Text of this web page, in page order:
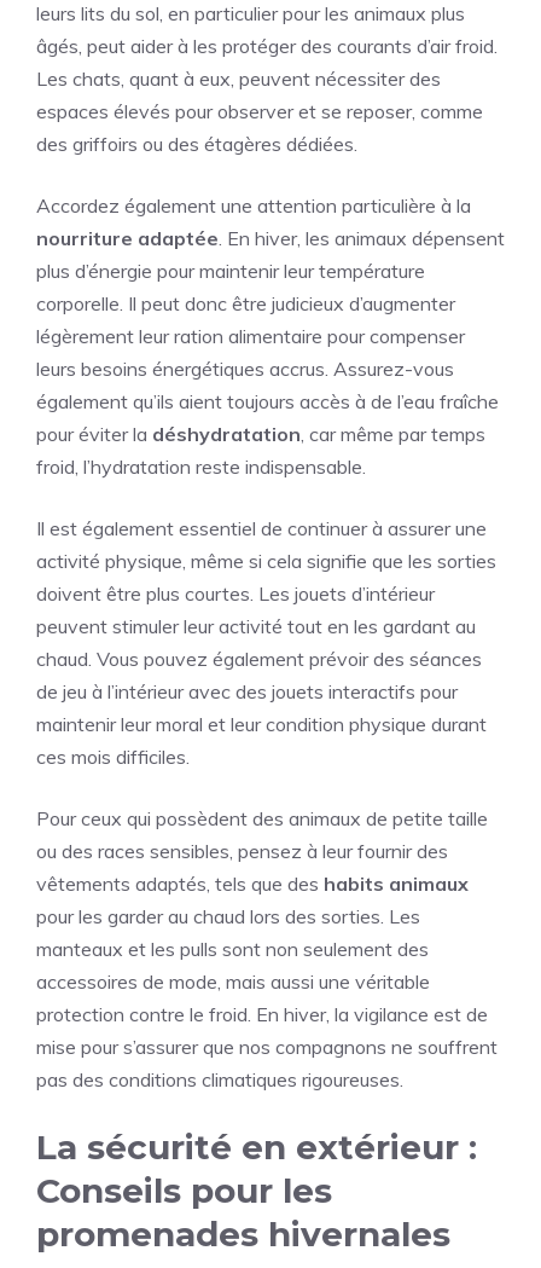
leurs lits du sol, en particulier pour les animaux plus
âgés, peut aider à les protéger des courants d’air froid.
Les chats, quant à eux, peuvent nécessiter des
espaces élevés pour observer et se reposer, comme
des griffoirs ou des étagères dédiées.
Accordez également une attention particulière à la
nourriture adaptée. En hiver, les animaux dépensent
plus d’énergie pour maintenir leur température
corporelle. Il peut donc être judicieux d’augmenter
légèrement leur ration alimentaire pour compenser
leurs besoins énergétiques accrus. Assurez-vous
également qu’ils aient toujours accès à de l’eau fraîche
pour éviter la déshydratation, car même par temps
froid, l’hydratation reste indispensable.
Il est également essentiel de continuer à assurer une
activité physique, même si cela signifie que les sorties
doivent être plus courtes. Les jouets d’intérieur
peuvent stimuler leur activité tout en les gardant au
chaud. Vous pouvez également prévoir des séances
de jeu à l’intérieur avec des jouets interactifs pour
maintenir leur moral et leur condition physique durant
ces mois difficiles.
Pour ceux qui possèdent des animaux de petite taille
ou des races sensibles, pensez à leur fournir des
vêtements adaptés, tels que des habits animaux
pour les garder au chaud lors des sorties. Les
manteaux et les pulls sont non seulement des
accessoires de mode, mais aussi une véritable
protection contre le froid. En hiver, la vigilance est de
mise pour s’assurer que nos compagnons ne souffrent
pas des conditions climatiques rigoureuses.
La sécurité en extérieur :
Conseils pour les
promenades hivernales